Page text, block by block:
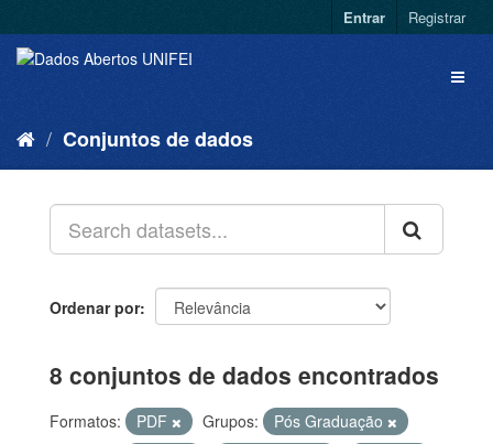
Entrar Registrar
Conjuntos de dados
Ordenar por
8 conjuntos de dados encontrados
Formatos: PDF Grupos:
Pós Graduação